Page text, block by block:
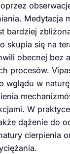
Medytacja
bardziej
skupia się na
obecnej bez
procesów.
wglądu w
W
dążenie do
cierpienia